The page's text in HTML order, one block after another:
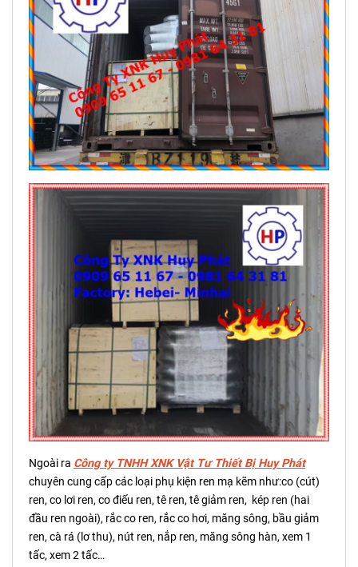
Ngoài ra Công ty TNHH XNK Vật Tư Thiết Bị Huy Phát
chuyên cung cấp các loại phụ kiện ren mạ kẽm như:co (cút)
ren, co lơi ren, co điếu ren, tê ren, tê giảm ren, kép ren (hai
đầu ren ngoài), rắc co ren, rắc co hơi, măng sông, bầu giảm
ren, cà rá (lơ thu), nút ren, nắp ren, măng sông hàn, xem 1
tấc, xem 2 tấc…